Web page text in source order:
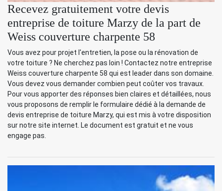
Recevez gratuitement votre devis
entreprise de toiture Marzy de la part de
Weiss couverture charpente 58
Vous avez pour projet l'entretien, la pose ou la rénovation de
votre toiture ? Ne cherchez pas loin ! Contactez notre entreprise
Weiss couverture charpente 58 qui est leader dans son domaine.
Vous devez vous demander combien peut coûter vos travaux.
Pour vous apporter des réponses bien claires et détaillées, nous
vous proposons de remplir le formulaire dédié à la demande de
devis entreprise de toiture Marzy, qui est mis à votre disposition
sur notre site internet. Le document est gratuit et ne vous
engage pas.